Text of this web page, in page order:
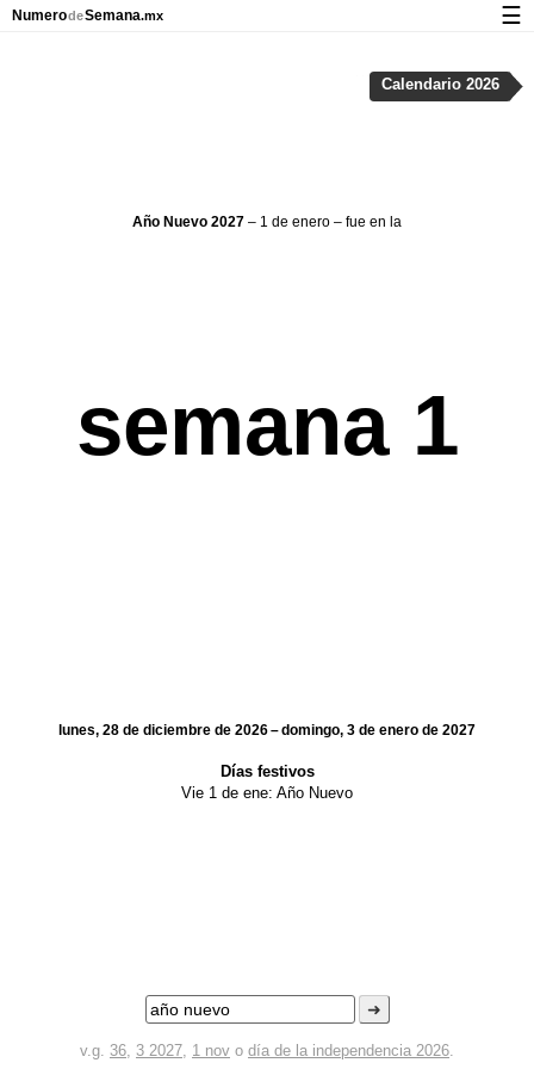
Año Nuevo 2027 – 1 de enero – fue en la
semana 1
lunes, 28 de diciembre de 2026 – domingo, 3 de enero de 2027
Días festivos
Vie 1 de ene: Año Nuevo
➜
v.g. 36, 3 2027, 1 nov o día de la independencia 2026.
Calendario 2026
NumerodeSemana.mx ☰